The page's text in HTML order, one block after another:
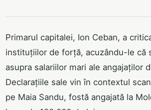
Primarul capitalei, Ion Ceban, a
instituțiilor de forță, acuzându-le că
asupra salariilor mari ale angajaților
Declarațiile sale vin în contextul
pe Maia Sandu, fostă angajată la